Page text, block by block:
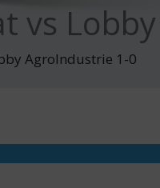
vs
AgroIndustrie 1-0